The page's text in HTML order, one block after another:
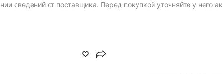
Уровень вибрации, м/с²
сведений от поставщика. Перед покупкой уточняйте у него